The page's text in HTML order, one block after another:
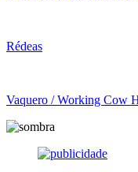
Rédeas
Vaquero / Working Cow